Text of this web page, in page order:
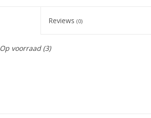
Reviews (0)
Op voorraad(3)